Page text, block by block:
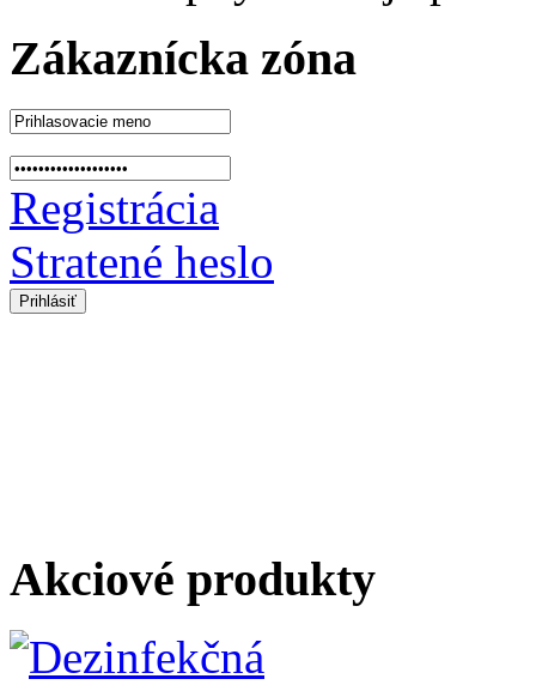
Zákaznícka zóna
Registrácia
Stratené heslo
Akciové produkty